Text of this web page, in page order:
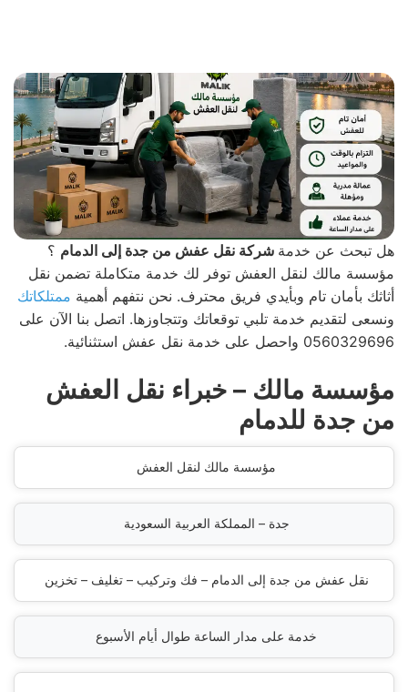
هل تبحث عن خدمة شركة نقل عفش من جدة إلى الدمام ؟
مؤسسة مالك لنقل العفش توفر لك خدمة متكاملة تضمن نقل
أثاثك بأمان تام وبأيدي فريق محترف. نحن نتفهم أهمية ممتلكاتك
ونسعى لتقديم خدمة تلبي توقعاتك وتتجاوزها. اتصل بنا الآن على
0560329696 واحصل على خدمة نقل عفش استثنائية.
مؤسسة مالك – خبراء نقل العفش
من جدة للدمام
مؤسسة مالك لنقل العفش
جدة – المملكة العربية السعودية
نقل عفش من جدة إلى الدمام – فك وتركيب – تغليف – تخزين
خدمة على مدار الساعة طوال أيام الأسبوع